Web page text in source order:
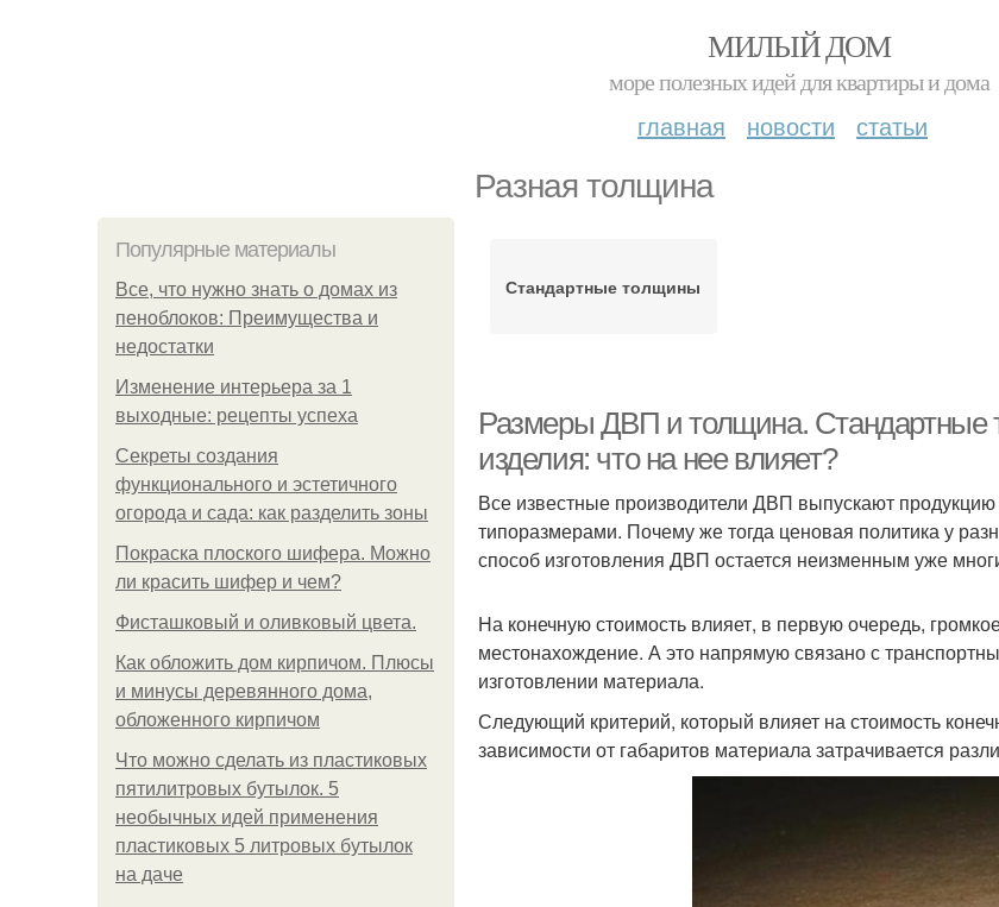
МИЛЫЙ ДОМ
море полезных идей для квартиры и дома
главная новости статьи
Разная толщина
Популярные материалы
Все, что нужно знать о домах из
пеноблоков: Преимущества и
недостатки
Изменение интерьера за 1
выходные: рецепты успеха
Секреты создания
функционального и эстетичного
огорода и сада: как разделить зоны
Покраска плоского шифера. Можно
ли красить шифер и чем?
Фисташковый и оливковый цвета.
Как обложить дом кирпичом. Плюсы
и минусы деревянного дома,
обложенного кирпичом
Что можно сделать из пластиковых
пятилитровых бутылок. 5
необычных идей применения
пластиковых 5 литровых бутылок
на даче
Стандартные толщины
Размеры ДВП и толщина.
изделия: что на нее влияет?
Все известные производители ДВП выпускают
типоразмерами. Почему же тогда ценовая политика у
способ изготовления ДВП остается неизменным уже
На конечную стоимость влияет, в первую очередь,
местонахождение. А это напрямую связано с
изготовлении материала.
Следующий критерий, который влияет на стоимость
зависимости от габаритов материала затрачивается